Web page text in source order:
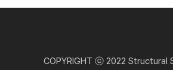
COPYRIGHT ⓒ 2022